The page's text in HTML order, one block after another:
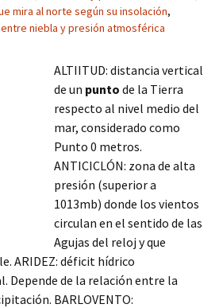
mira al norte según su insolación,
niebla y presión atmosférica
ALTIITUD: distancia vertical
de un punto de la Tierra
respecto al nivel medio del
mar, considerado como
Punto 0 metros.
ANTICICLÓN: zona de alta
presión (superior a
1013mb) donde los vientos
circulan en el sentido de las
Agujas del reloj y que
ARIDEZ: déficit hídrico
Depende de la relación entre la
BARLOVENTO: